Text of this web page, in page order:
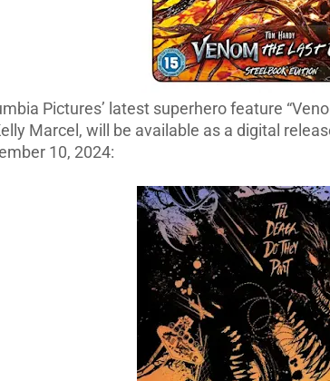
Pictures’ latest superhero feature
Marcel, will be available as a digital
10, 2024: